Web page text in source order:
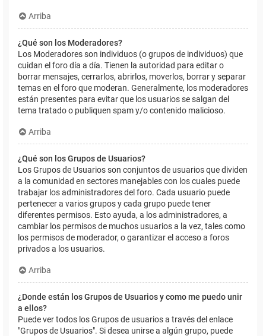
Arriba
¿Qué son los Moderadores?
Los Moderadores son individuos (o grupos de individuos) que
cuidan el foro día a día. Tienen la autoridad para editar o
borrar mensajes, cerrarlos, abrirlos, moverlos, borrar y separar
temas en el foro que moderan. Generalmente, los moderadores
están presentes para evitar que los usuarios se salgan del
tema tratado o publiquen spam y/o contenido malicioso.
Arriba
¿Qué son los Grupos de Usuarios?
Los Grupos de Usuarios son conjuntos de usuarios que dividen
a la comunidad en sectores manejables con los cuales puede
trabajar los administradores del foro. Cada usuario puede
pertenecer a varios grupos y cada grupo puede tener
diferentes permisos. Esto ayuda, a los administradores, a
cambiar los permisos de muchos usuarios a la vez, tales como
los permisos de moderador, o garantizar el acceso a foros
privados a los usuarios.
Arriba
¿Donde están los Grupos de Usuarios y como me puedo unir
a ellos?
Puede ver todos los Grupos de usuarios a través del enlace
"Grupos de Usuarios". Si desea unirse a algún grupo, puede